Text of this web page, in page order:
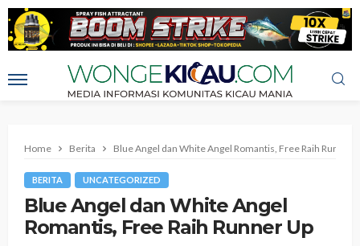
Home Berita Blue Angel dan White Angel Romantis, Free Raih Runner
BERITA UNCATEGORIZED
Blue Angel dan White Angel
Romantis, Free Raih Runner Up